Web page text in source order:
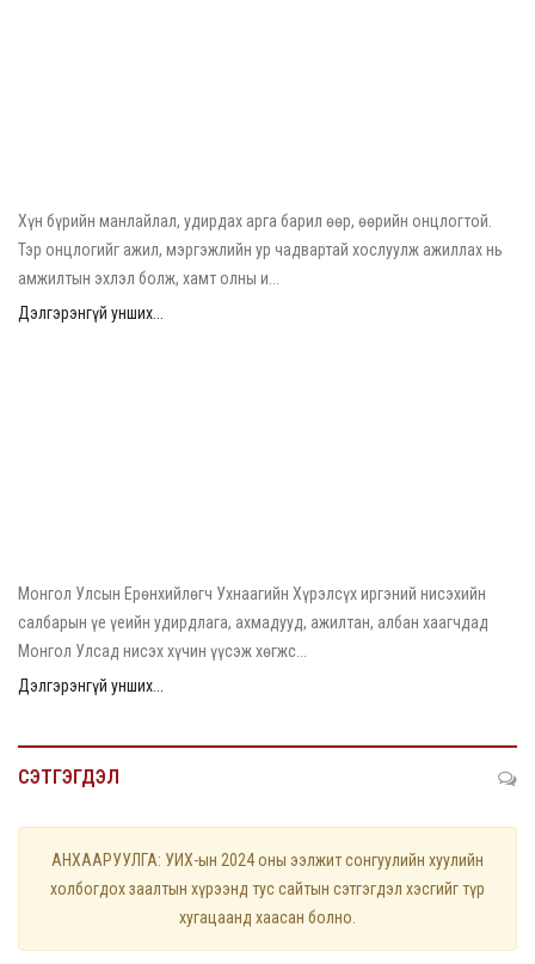
Хүн бүрийн манлайлал, удирдах арга барил өөр, өөрийн онцлогтой.
Тэр онцлогийг ажил, мэргэжлийн ур чадвартай хослуулж ажиллах нь
амжилтын эхлэл болж, хамт олны и...
Дэлгэрэнгүй унших...
Монгол Улсын Ерөнхийлөгч Ухнаагийн Хүрэлсүх иргэний нисэхийн
салбарын үе үеийн удирдлага, ахмадууд, ажилтан, албан хаагчдад
Монгол Улсад нисэх хүчин үүсэж хөгжс...
Дэлгэрэнгүй унших...
СЭТГЭГДЭЛ
АНХААРУУЛГА: УИХ-ын 2024 оны ээлжит сонгуулийн хуулийн
холбогдох заалтын хүрээнд тус сайтын сэтгэгдэл хэсгийг түр
хугацаанд хаасан болно.